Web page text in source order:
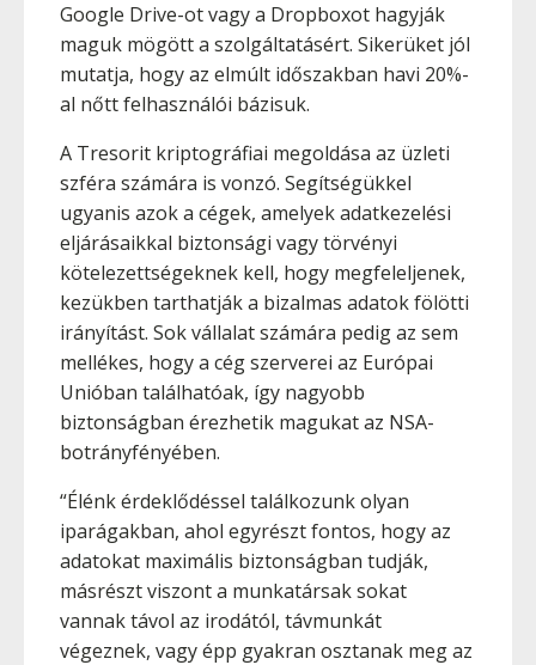
Google Drive-ot vagy a Dropboxot hagyják
maguk mögött a szolgáltatásért. Sikerüket jól
mutatja, hogy az elmúlt időszakban havi 20%-
al nőtt felhasználói bázisuk.
A Tresorit kriptográfiai megoldása az üzleti
szféra számára is vonzó. Segítségükkel
ugyanis azok a cégek, amelyek adatkezelési
eljárásaikkal biztonsági vagy törvényi
kötelezettségeknek kell, hogy megfeleljenek,
kezükben tarthatják a bizalmas adatok fölötti
irányítást. Sok vállalat számára pedig az sem
mellékes, hogy a cég szerverei az Európai
Unióban találhatóak, így nagyobb
biztonságban érezhetik magukat az NSA-
botrányfényében.
“Élénk érdeklődéssel találkozunk olyan
iparágakban, ahol egyrészt fontos, hogy az
adatokat maximális biztonságban tudják,
másrészt viszont a munkatársak sokat
vannak távol az irodától, távmunkát
végeznek, vagy épp gyakran osztanak meg az